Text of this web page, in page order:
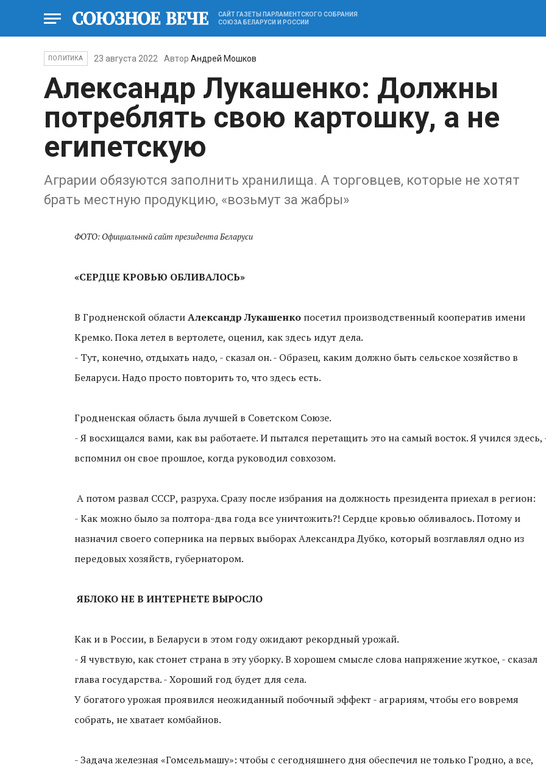
САЙТ ГАЗЕТЫ ПАРЛАМЕНТСКОГО СОБРАНИЯ
СОЮЗА БЕЛАРУСИ И РОССИИ
ПОЛИТИКА 23 августа 2022 Автор Андрей Мошков
Александр Лукашенко: Должны
потреблять свою картошку, а не
египетскую
Аграрии обязуются заполнить хранилища. А торговцев, которые не хотят
брать местную продукцию, «возьмут за жабры»
ФОТО: Официальный сайт президента Беларуси
«СЕРДЦЕ КРОВЬЮ ОБЛИВАЛОСЬ»
В Гродненской областиАлександр Лукашенко посетил производственный кооператив имени
Кремко. Пока летел в вертолете, оценил, как здесь идут дела.
- Тут, конечно, отдыхать надо, - сказал он. - Образец, каким должно быть сельское хозяйство в
Беларуси. Надо просто повторить то, что здесь есть.
Гродненская область была лучшей в Советском Союзе.
- Я восхищался вами, как вы работаете. И пытался перетащить это на самый восток. Я учился здесь,
вспомнил он свое прошлое, когда руководил совхозом.
А потом развал СССР, разруха. Сразу после избрания на должность президента приехал в регион:
- Как можно было за полтора-два года все уничтожить?! Сердце кровью обливалось. Потому и
назначил своего соперника на первых выборах Александра Дубко, который возглавлял одно из
передовых хозяйств, губернатором.
ЯБЛОКОНЕ В ИНТЕРНЕТЕ ВЫРОСЛО
Как и в России, в Беларуси в этом году ожидают рекордный урожай.
- Я чувствую, как стонет страна в эту уборку. В хорошем смысле слова напряжение жуткое, - сказал
глава государства. - Хороший год будет для села.
У богатого урожая проявился неожиданный побочный эффект - аграриям, чтобы его вовремя
собрать, не хватает комбайнов.
- Задача железная «Гомсельмашу»: чтобы с сегодняшнего дня обеспечил не только Гродно, а все,